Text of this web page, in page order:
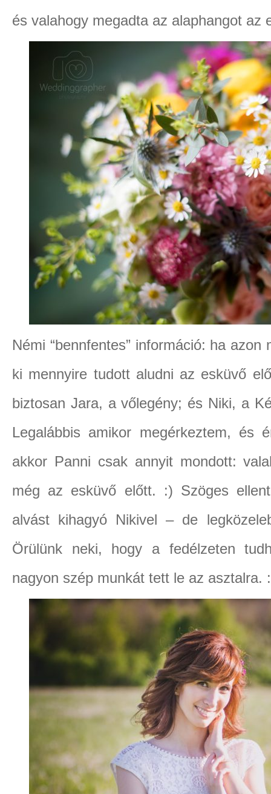
és valahogy megadta az alaphangot az
Némi “bennfentes” információ: ha
ki mennyire tudott aludni az esküvő
biztosan Jara, a vőlegény; és Niki, a
Legalábbis amikor megérkeztem, és
akkor Panni csak annyit mondott:
még az esküvő előtt. :) Szöges
alvást kihagyó Nikivel – de
Örülünk neki, hogy a fedélzeten
nagyon szép munkát tett le az asztalra.